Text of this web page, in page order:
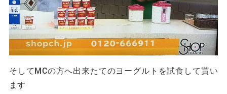
そしてMCの方へ出来たてのヨーグルトを試食して貰い
ます